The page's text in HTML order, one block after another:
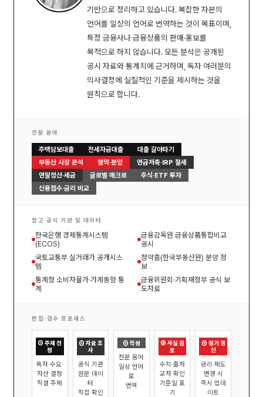
기반으로 정리하고 있습니다. 복잡한 자본의
언어를 일상의 언어로 번역하는 것이 목표이며,
특정 금융사나 금융상품의 판매·홍보를
목적으로 하지 않습니다. 모든 분석은 공개된
공시 자료와 통계치에 근거하며, 독자 여러분의
의사결정에 실질적인 기준을 제시하는 것을
원칙으로 합니다.
전문 분야
주택담보대출 전세자금대출
대출 갈아타기
부동산 시장 분석
청약·분양
연금저축·IRP 절세
연말정산·세금
글로벌 매크로
주식·ETF 투자
신용점수·금리 비교
참고 공식 기관 및 데이터
한국은행 경제통계시스템
(ECOS)
금융감독원 금융상품통합비교
공시
국토교통부 실거래가 공개시스
템
청약홈(한국부동산원) 분양 정
보
통계청 소비자물가·가계동향 통
계
금융위원회·기획재정부 공식 보
도자료
편집·검수 프로세스
① 주제 선
정
독자 수요·
자산 결정
직결 주제
② 자료 조
사
공식 기관
원문 데이
터
직접 확인
③ 작성
전문 용어
일상 언어
로
번역
④ 사실 검
토
수치·출처
교차 확인
기준일 표
기
⑤ 정기 갱
신
금리·제도
변경 시
즉시 업데
이트